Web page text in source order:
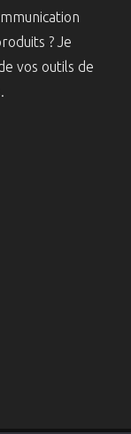
? Je
vos outils de